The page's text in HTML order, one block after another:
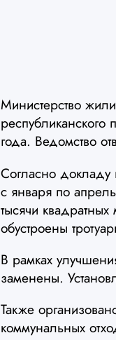
Министерство
республиканского
года. Ведомство
Согласно
с января по
тысячи
обустроены
В рамках
заменены.
Также
коммунальных